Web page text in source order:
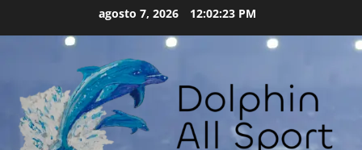
agosto 7, 2026 12:02:24 PM